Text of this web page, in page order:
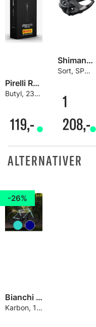
Pirelli RoadTUBE Sykkelslange
Butyl, 23-30/622, 60 mm Presta, 85 g
119,-
Shimano 105 PD-R7000 Pedaler
Sort, SPD-SL
1
208,-
ALTERNATIVER
26%
Bianchi Specialissima Comp Sykkel
Karbon, 105 Di2 2x12s, Pirelli P Zero